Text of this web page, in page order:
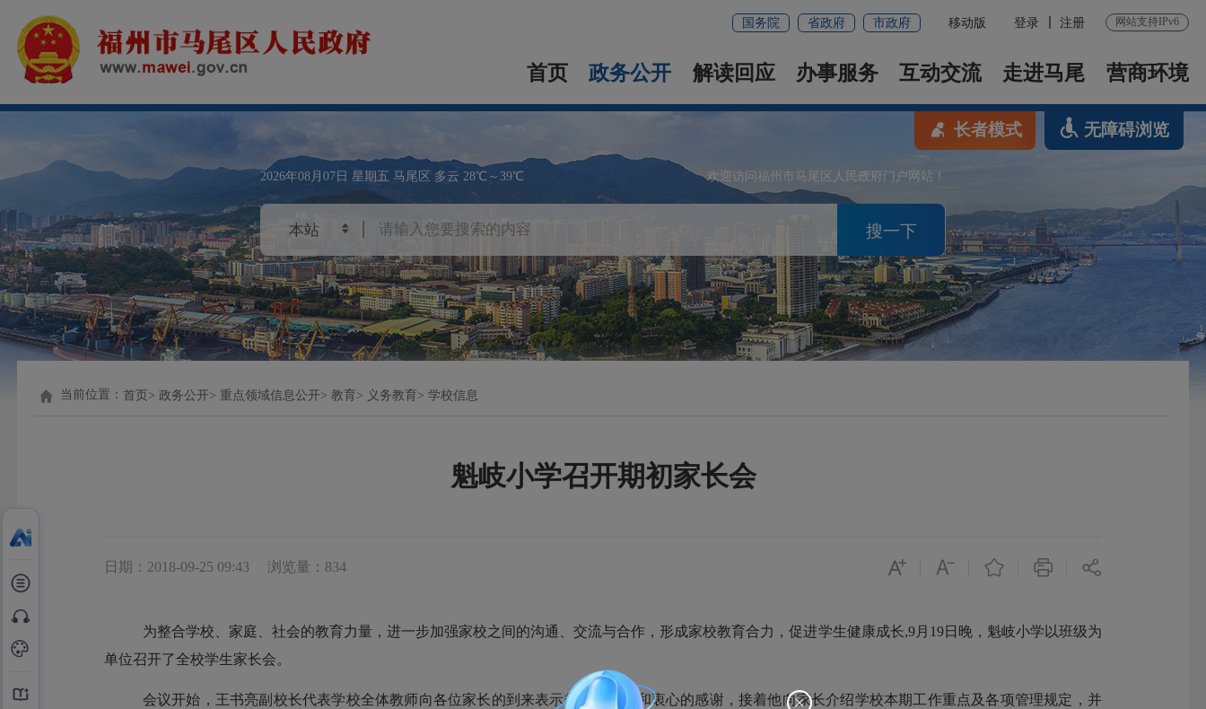
国务院 省政府 市政府 移动版 登录 注册 网站支持IPv6
首页 政务公开 解读回应 办事服务 互动交流 走进马尾 营商环境
2026年08月07日 星期五 马尾区 多云 28℃～39℃ 欢迎访问福州市马尾区人民政府门户网站！
搜一下
长者模式 无障碍浏览
当前位置：首页 政务公开 重点领域信息公开 教育 义务教育 学校信息
魁岐小学召开期初家长会
日期：2018-09-25 09:43 浏览量：834
为整合学校、家庭、社会的教育力量，进一步加强家校之间的沟通、交流与合作，形成家校教育合力，促进学生健康成长,9月 19日晚，魁岐小学以班级为
单位召开了全校学生家长会。
会议开始，王书亮副校长代表学校全体教师向各位家长的到来表示热烈的欢迎和衷心的感谢，接着他向家长介绍学校本期工作重点及各项管理规定，并